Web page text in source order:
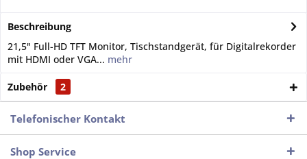
Beschreibung
21,5" Full-HD TFT Monitor, Tischstandgerät, für Digitalrekorder
mit HDMI oder VGA... mehr
Zubehör 2
Telefonischer Kontakt
Shop Service